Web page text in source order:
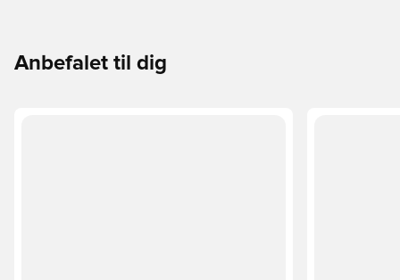
Anbefalet til dig